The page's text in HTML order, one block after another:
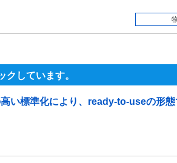
クしています。
い標準化により、ready-to-useの形態